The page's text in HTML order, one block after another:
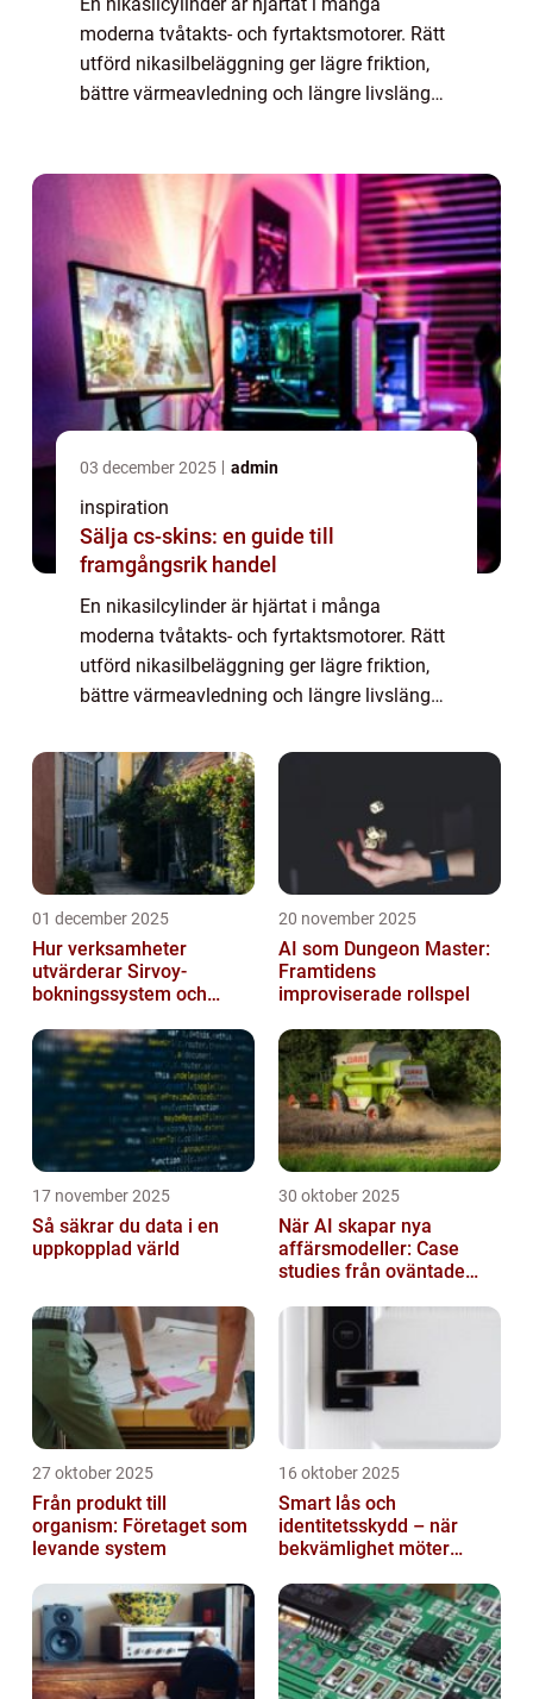
moderna tvåtakts- och fyrtaktsmotorer. Rätt
utförd nikasilbeläggning ger lägre friktion,
bättre värmeavledning och längre livslängd,
03 december 2025 admin
inspiration
Sälja cs-skins: en guide till
framgångsrik handel
En nikasilcylinder är hjärtat i många
moderna tvåtakts- och fyrtaktsmotorer. Rätt
utförd nikasilbeläggning ger lägre friktion,
bättre värmeavledning och längre livslängd,
01 december 2025
Hur verksamheter
utvärderar Sirvoy-
bokningssystem och
20 november 2025
AI som Dungeon Master:
Framtidens
improviserade rollspel
17 november 2025
Så säkrar du data i en
uppkopplad värld
30 oktober 2025
När AI skapar nya
affärsmodeller: Case
studies från oväntade
27 oktober 2025
Från produkt till
organism: Företaget som
levande system
16 oktober 2025
Smart lås och
identitetsskydd – när
bekvämlighet möter